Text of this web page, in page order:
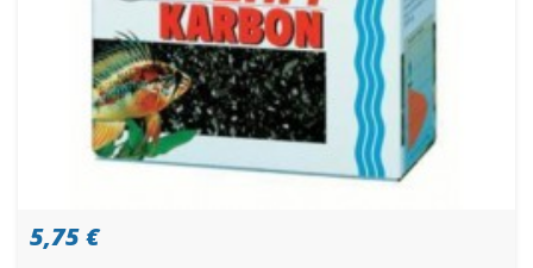
5,75 €